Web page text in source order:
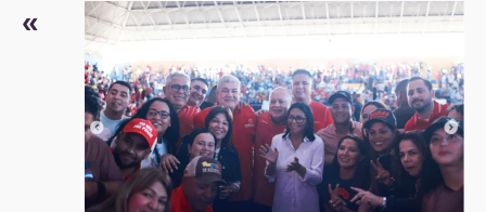
S’organiser
Comprendre...
Vie du site
«